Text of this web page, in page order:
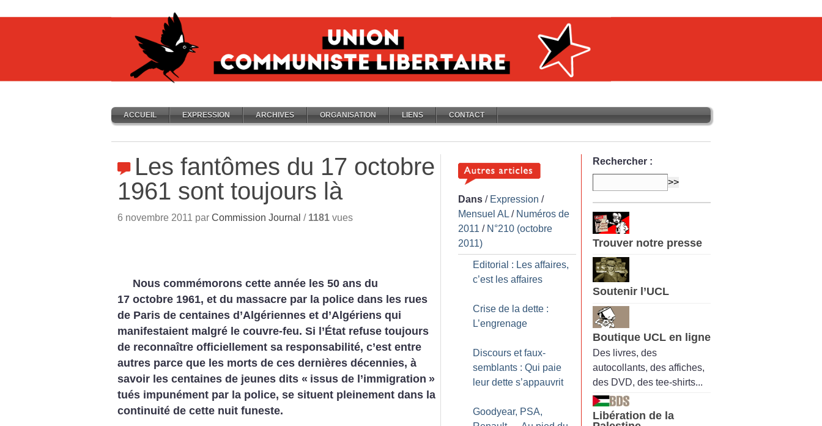
ACCUEIL EXPRESSION ARCHIVES ORGANISATION LIENS CONTACT
Les fantômes du 17 octobre
1961 sont toujours là
6 novembre 2011 par Commission Journal / 1181 vues
Nous commémorons cette année les 50 ans du
17 octobre 1961, et du massacre par la police dans les rues
de Paris de centaines d’Algériennes et d’Algériens qui
manifestaient malgré le couvre-feu. Si l’État refuse toujours
de reconnaître officiellement sa responsabilité, c’est entre
autres parce que les morts de ces dernières décennies, à
savoir les centaines de jeunes dits « issus de l’immigration »
tués impunément par la police, se situent pleinement dans la
continuité de cette nuit funeste.
Dans / Expression /
Mensuel AL / Numéros de
2011 / N°210 (octobre
2011)
Editorial : Les affaires,
c’est les affaires
Crise de la dette :
L’engrenage
Discours et faux-
semblants : Qui paie
leur dette s’appauvrit
Goodyear, PSA,
Rechercher :
Trouver notre presse
Soutenir l’UCL
Boutique UCL en ligne
Des livres, des
autocollants, des affiches,
des DVD, des tee-shirts...
Libération de la